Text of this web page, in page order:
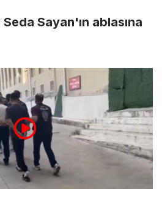
Sayan'ın ablasına